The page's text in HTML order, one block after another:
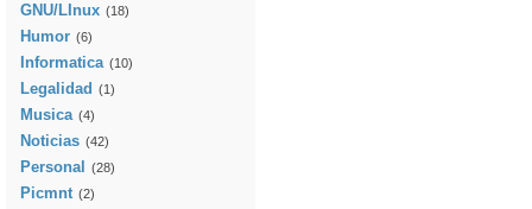
GNU/LInux (18)
Humor (6)
Informatica (10)
Legalidad (1)
Musica (4)
Noticias (42)
Personal (28)
Picmnt (2)